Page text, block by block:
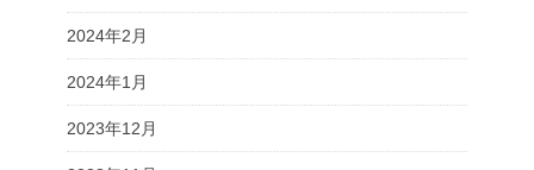
2024年2月
2024年1月
2023年12月